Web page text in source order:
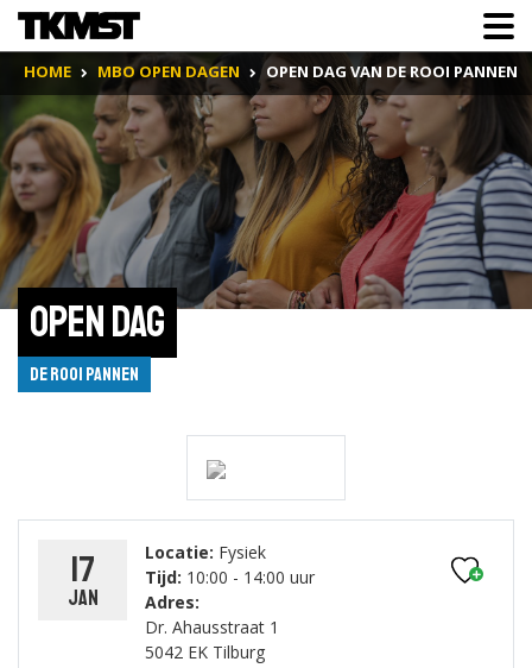
HOME MBO OPEN DAGEN OPEN DAG VAN DE ROOI PANNEN
Open dag
De Rooi Pannen
17
jan
Locatie: Fysiek
Tijd: 10:00 - 14:00 uur
Adres:
Dr. Ahausstraat 1
5042 EK Tilburg